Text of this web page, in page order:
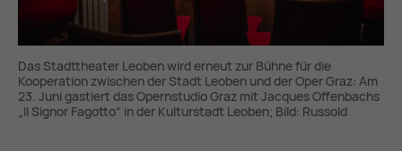
Das Stadttheater Leoben wird erneut zur Bühne für die
Kooperation zwischen der Stadt Leoben und der Oper Graz: Am
23. Juni gastiert das Opernstudio Graz mit Jacques Offenbachs
„Il Signor Fagotto“ in der Kulturstadt Leoben; Bild: Russold